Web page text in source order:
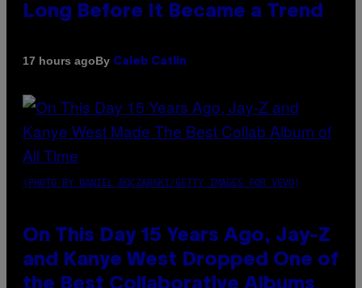
Long Before It Became a Trend
17 hours agoBy Caleb Catlin
(PHOTO BY DANIEL BOCZARSKI/GETTY IMAGES FOR VEVO)
On This Day 15 Years Ago, Jay-Z
and Kanye West Dropped One of
the Best Collaborative Albums